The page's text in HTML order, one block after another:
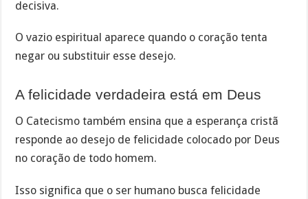
decisiva.
O vazio espiritual aparece quando o coração tenta
negar ou substituir esse desejo.
A felicidade verdadeira está em Deus
O Catecismo também ensina que a esperança cristã
responde ao desejo de felicidade colocado por Deus
no coração de todo homem.
Isso significa que o ser humano busca felicidade